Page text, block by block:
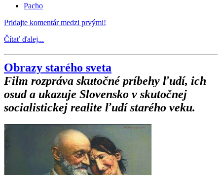
Pacho
Pridajte komentár medzi prvými!
Čítať ďalej...
Obrazy starého sveta
Film rozpráva skutočné príbehy ľudí, ich
osud a ukazuje Slovensko v skutočnej
socialistickej realite ľudí starého veku.